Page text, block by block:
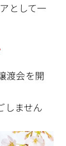
として一
渡会を開
しません